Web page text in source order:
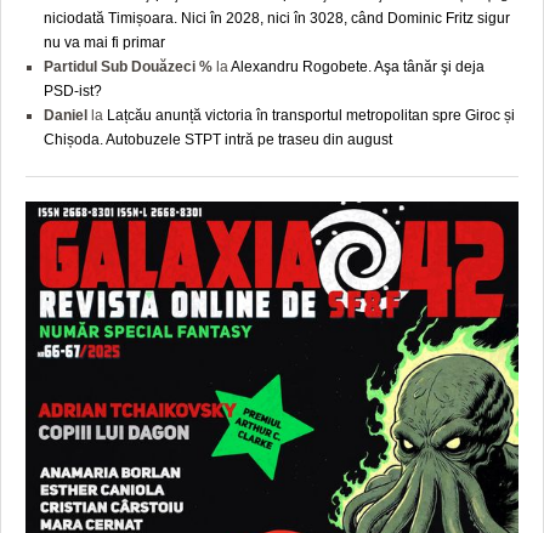
niciodată Timișoara. Nici în 2028, nici în 3028, când Dominic Fritz sigur
nu va mai fi primar
Partidul Sub Douăzeci % laAlexandru Rogobete. Aşa tânăr şi deja
PSD-ist?
Daniel
la Lațcău anunță victoria în transportul metropolitan spre Giroc și
Chișoda. Autobuzele STPT intră pe traseu din august